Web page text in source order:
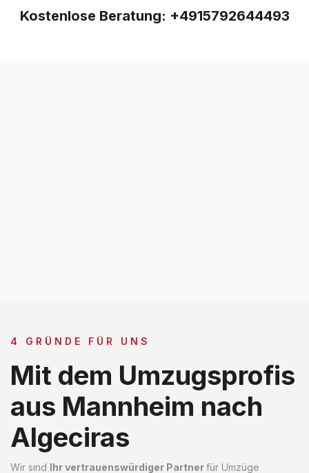
Kostenlose Beratung: +4915792644493
4 GRÜNDE FÜR UNS
Mit dem Umzugsprofis
aus Mannheim nach
Algeciras
Wir sind Ihr vertrauenswürdiger Partnerfür Umzüge